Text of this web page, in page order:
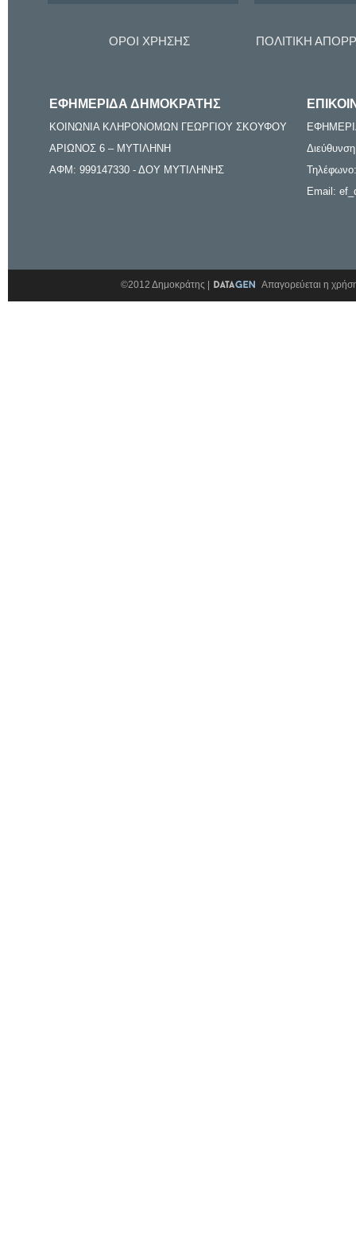
ΟΡΟΙ ΧΡΗΣΗΣ ΠΟΛΙΤΙΚΗ
ΕΦΗΜΕΡΙΔΑ ΔΗΜΟΚΡΑΤΗΣ
ΚΟΙΝΩΝΙΑ ΚΛΗΡΟΝΟΜΩΝ ΓΕΩΡΓΙΟΥ ΣΚΟΥΦΟΥ
ΑΡΙΩΝΟΣ 6 – ΜΥΤΙΛΗΝΗ
ΑΦΜ: 999147330 - ΔΟΥ ΜΥΤΙΛΗΝΗΣ
Email:
©2012 Δημοκράτης | Απαγορεύεται η